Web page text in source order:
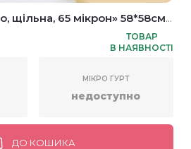
щільна, 65 мікрон» 58*58см
ТОВАР
В НАЯВНОСТІ
МІКРО ГУРТ
недоступно
ДО КОШИКА